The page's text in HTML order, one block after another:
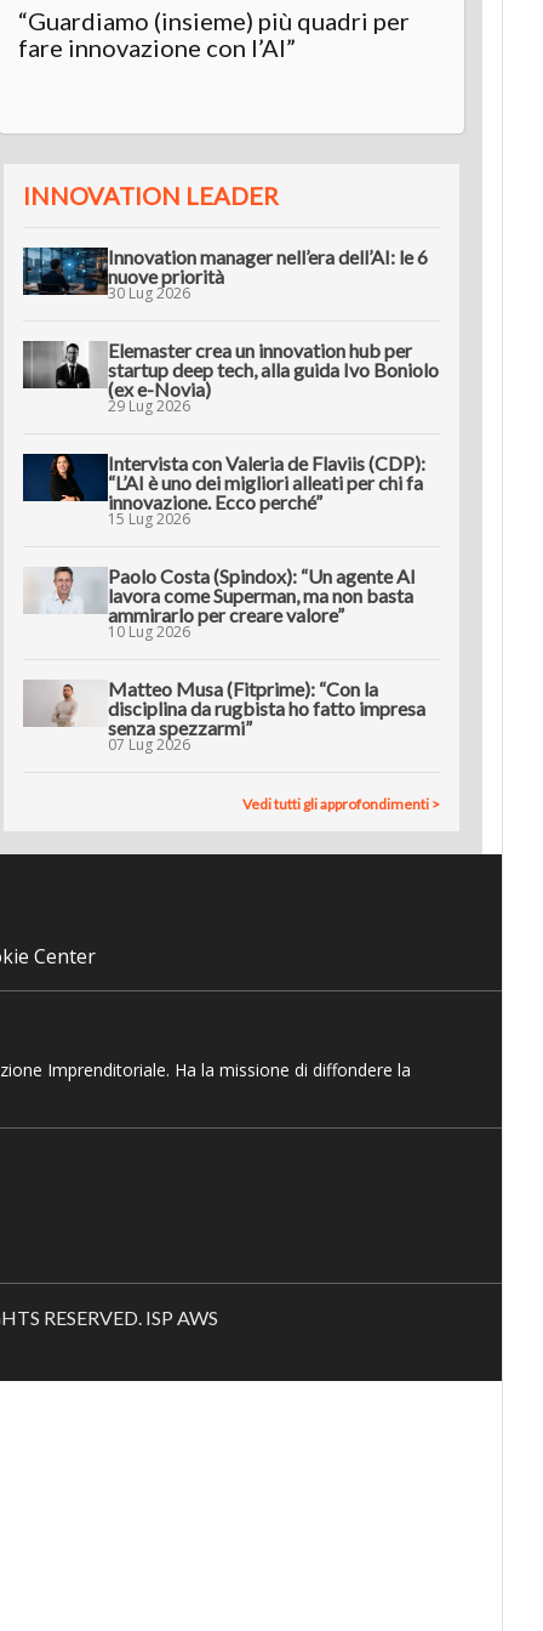
“Guardiamo (insieme) più quadri per
fare innovazione con l’AI”
INNOVATION LEADER
Innovation manager nell’era dell’AI: le 6
nuove priorità
30 Lug 2026
Elemaster crea un innovation hub per
startup deep tech, alla guida Ivo Boniolo
(ex e-Novia)
29 Lug 2026
Intervista con Valeria de Flaviis (CDP):
“L’AI è uno dei migliori alleati per chi fa
innovazione. Ecco perché”
15 Lug 2026
Paolo Costa (Spindox): “Un agente AI
lavora come Superman, ma non basta
ammirarlo per creare valore”
10 Lug 2026
Matteo Musa (Fitprime): “Con la
disciplina da rugbista ho fatto impresa
senza spezzarmi”
07 Lug 2026
Vedi tutti gli approfondimenti >
Center
Imprenditoriale. Ha la missione di diffondere la
RESERVED. ISP AWS